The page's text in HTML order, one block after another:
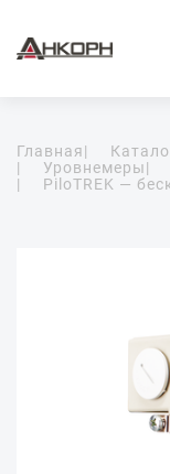
Главная|
|
Уровнемеры|
|
PiloTREK —